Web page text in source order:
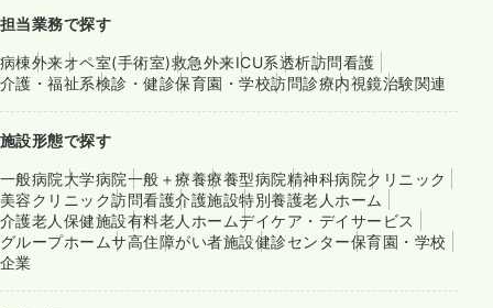
担当業務で探す
病棟外来オペ室(手術室)救急外来ICU系透析訪問看護
介護・福祉系検診・健診保育園・学校訪問診療内視鏡治験関連
施設形態で探す
一般病院大学病院一般＋療養療養型病院精神科病院クリニック
美容クリニック訪問看護介護施設特別養護老人ホーム
介護老人保健施設有料老人ホームデイケア・デイサービス
グループホームサ高住障がい者施設健診センター保育園・学校
企業